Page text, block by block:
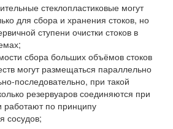
стеклопластиковые могут
для сбора и хранения стоков, но
ступени очистки стоков в
сбора больших объёмов стоков
могут размещаться параллельно
последовательно, при такой
резервуаров соединяются при
по принципу
сосудов;